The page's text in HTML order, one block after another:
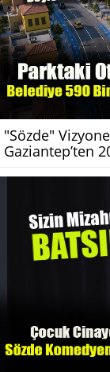
"Sözde"
Gaziantep’ten